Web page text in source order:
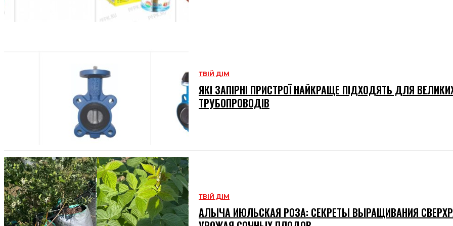
ТВІЙ ДІМ
ЯКІ ЗАПІРНІ ПРИСТРОЇ НАЙКРАЩЕ ПІДХОДЯТЬ ДЛЯ
ТРУБОПРОВОДІВ
ТВІЙ ДІМ
АЛЫЧА ИЮЛЬСКАЯ РОЗА: СЕКРЕТЫ ВЫРАЩИВАНИЯ